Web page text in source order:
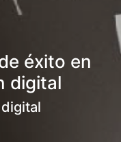
éxito en
digital